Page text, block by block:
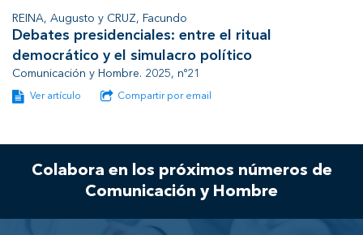
REINA, Augusto y CRUZ, Facundo
Debates presidenciales: entre el ritual
democrático y el simulacro político
Comunicación y Hombre. 2025, nº21
Ver artículo Compartir por email
Colabora en los próximos números de
Comunicación y Hombre